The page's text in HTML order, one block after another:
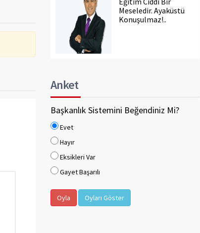
Meseledir. Ayaküstü
Konuşulmaz!..
Anket
Başkanlık Sistemini Beğendiniz Mi?
Evet
Hayır
Eksikleri Var
Gayet Başarılı
Oyla Oyları Göster